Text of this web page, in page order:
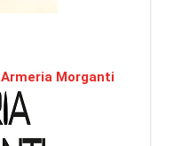
Armeria Morganti